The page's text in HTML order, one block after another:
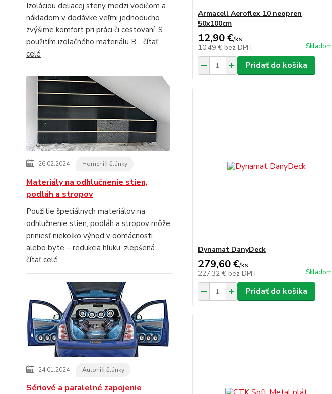
Izoláciou deliacej steny medzi vodičom a
nákladom v dodávke veľmi jednoducho
zvýšime komfort pri práci či cestovaní. S
použitím izolačného materiálu B... čítať
celé
26.02.2024 Homehifi články
Materiály na odhlučnenie stien,
podláh a stropov
Použitie špeciálnych materiálov na
odhlučnenie stien, podláh a stropov môže
priniesť niekoľko výhod v domácnosti
alebo byte – redukcia hluku, zlepšená...
čítať celé
24.01.2024 Autohifi články
Sériové a paralelné zapojenie
Armacell Aeroflex 10 neopren
50x100cm
12,90 €/ks
10,49 € bez DPH Skladom
Pridať do košíka
Dynamat DanyDeck
279,60 €/ks
227,32 € bez DPH Skladom
Pridať do košíka